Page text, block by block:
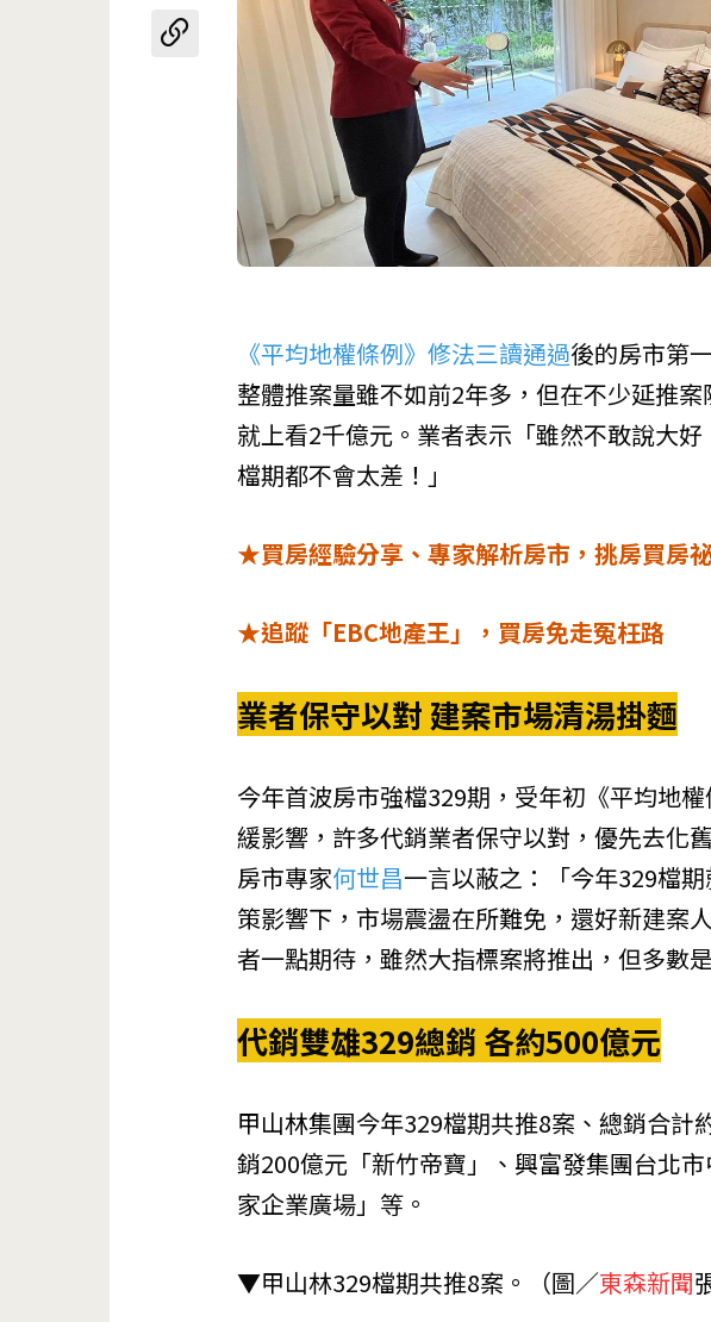
《平均地權條例》修法三讀通過後的房市第
整體推案量雖不如前2年多，但在不少延推
就上看2千億元。業者表示「雖然不敢說大
檔期都不會太差！」
★買房經驗分享、專家解析房市，挑房買房
★追蹤「EBC地產王」，買房免走冤枉路
業者保守以對 建案市場清湯掛麵
今年首波房市強檔329期，受年初《平均地
緩影響，許多代銷業者保守以對，優先去化
房市專家何世昌一言以蔽之：「今年329檔
策影響下，市場震盪在所難免，還好新建案
者一點期待，雖然大指標案將推出，但多數
代銷雙雄329總銷 各約500億元
甲山林集團今年329檔期共推8案、總銷合計
銷200億元「新竹帝寶」、 興富發集團台北
家企業廣場」等。
▼甲山林329檔期共推8案。（圖／東森新聞